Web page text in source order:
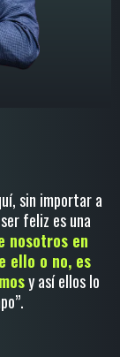
sin importar a
feliz es una
nosotros en
ello o no, es
y así ellos lo